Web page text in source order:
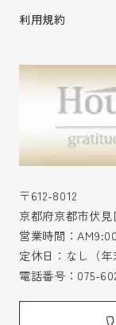
利用規約
〒612-8012
京都府京都市伏
営業時間：
定休日：なし（年
電話番号： 075-